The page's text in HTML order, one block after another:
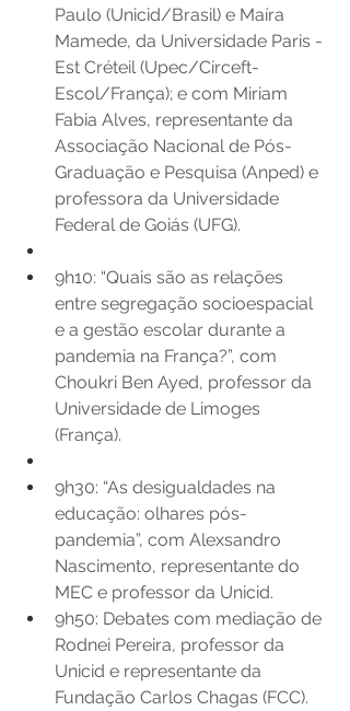
Paulo (Unicid/Brasil) e Maíra
Mamede, da Universidade Paris -
Est Créteil (Upec/Circeft-
Escol/França); e com Miriam
Fabia Alves, representante da
Associação Nacional de Pós-
Graduação e Pesquisa (Anped) e
professora da Universidade
Federal de Goiás (UFG).
9h10: “Quais são as relações
entre segregação socioespacial
e a gestão escolar durante a
pandemia na França?”, com
Choukri Ben Ayed, professor da
Universidade de Limoges
(França).
9h30: “As desigualdades na
educação: olhares pós-
pandemia”, com Alexsandro
Nascimento, representante do
MEC e professor da Unicid.
9h50: Debates com mediação de
Rodnei Pereira, professor da
Unicid e representante da
Fundação Carlos Chagas (FCC).